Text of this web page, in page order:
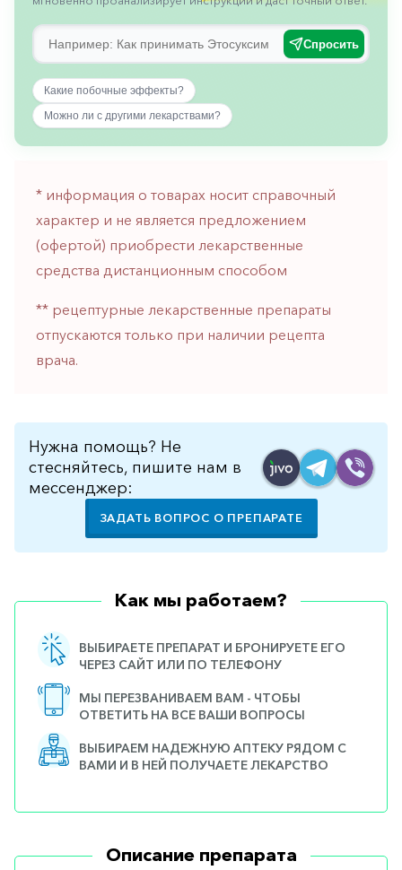
Спросить
Какие побочные эффекты?
Можно ли с другими лекарствами?
* информация о товарах носит справочный
характер и не является предложением
(офертой) приобрести лекарственные
средства дистанционным способом
** рецептурные лекарственные препараты
отпускаются только при наличии рецепта
врача.
Нужна помощь? Не
стесняйтесь, пишите нам в
мессенджер:
ЗАДАТЬ ВОПРОС О ПРЕПАРАТЕ
Как мы работаем?
ВЫБИРАЕТЕ ПРЕПАРАТ И БРОНИРУЕТЕ ЕГО
ЧЕРЕЗ САЙТ ИЛИ ПО ТЕЛЕФОНУ
МЫ ПЕРЕЗВАНИВАЕМ ВАМ - ЧТОБЫ
ОТВЕТИТЬ НА ВСЕ ВАШИ ВОПРОСЫ
ВЫБИРАЕМ НАДЕЖНУЮ АПТЕКУ РЯДОМ С
ВАМИ И В НЕЙ ПОЛУЧАЕТЕ ЛЕКАРСТВО
Описание препарата